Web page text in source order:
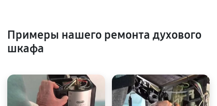
Примеры нашего ремонта духового
шкафа